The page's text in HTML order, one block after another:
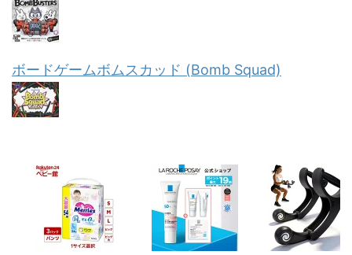
ボードゲームボムスカッド (Bomb Squad)